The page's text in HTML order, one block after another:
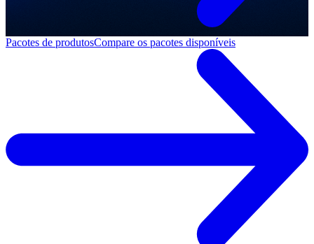
Pacotes de produtosCompare os pacotes disponíveis